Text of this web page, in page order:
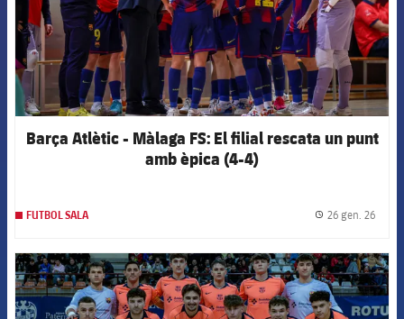
Barça Atlètic - Màlaga FS: El filial rescata un punt
amb èpica (4-4)
FUTBOL SALA 26 gen. 26
FCB Barcelona badge